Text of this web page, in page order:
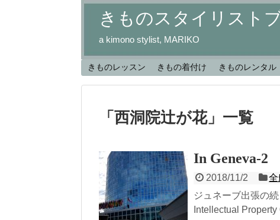
きものスタイリスト
a kimono stylist, MARIKO
きものレッスン きもの着付け きものレンタル
「 西洞院辻が花」 一覧
In Geneva‐2
2018/11/2
全
ジュネーブ出張の
Intellectual Property